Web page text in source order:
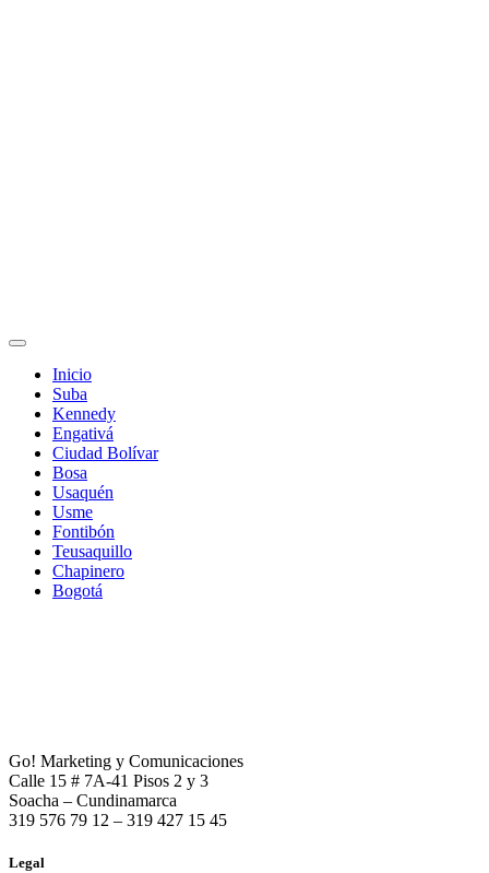
Inicio
Suba
Kennedy
Engativá
Ciudad Bolívar
Bosa
Usaquén
Usme
Fontibón
Teusaquillo
Chapinero
Bogotá
Go! Marketing y Comunicaciones
Calle 15 # 7A-41 Pisos 2 y 3
Soacha – Cundinamarca
319 576 79 12 – 319 427 15 45
Legal